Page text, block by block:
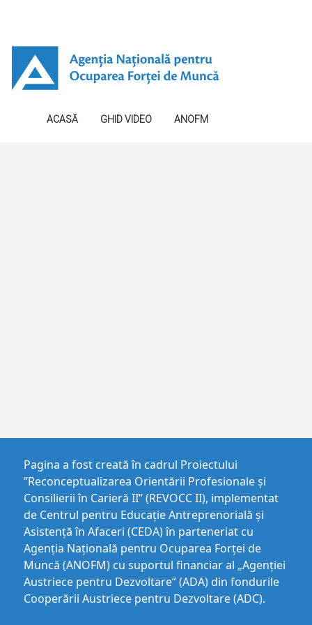
ACASĂ GHID VIDEO ANOFM
Pagina a fost creată în cadrul Proiectului
”Reconceptualizarea Orientării Profesionale și
Consilierii în Carieră II” (REVOCC II), implementat
de Centrul pentru Educaţie Antreprenorială şi
Asistenţă în Afaceri (CEDA) în parteneriat cu
Agenția Națională pentru Ocuparea Forței de
Muncă (ANOFM) cu suportul financiar al „Agenției
Austriece pentru Dezvoltare” (ADA) din fondurile
Cooperării Austriece pentru Dezvoltare (ADC).